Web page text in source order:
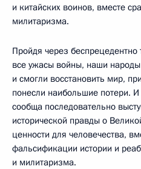
и китайских воинов, вместе
милитаризма.
Пройдя через
все ужасы войны, наши
и смогли восстановить мир,
понесли наибольшие потери.
сообща последовательно
исторической правды о
ценности для человечества,
фальсификации истории и
и милитаризма.